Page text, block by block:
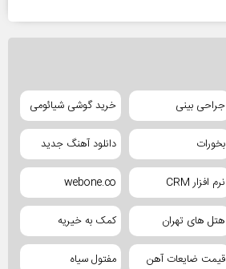
جراحی بینی خرید گوشی شیائومی
بخورات دانلود آهنگ جدید
نرم افزار CRM webone.co
هتل های تهران کمک به خیریه
قیمت ضایعات آهن مفتول سیاه